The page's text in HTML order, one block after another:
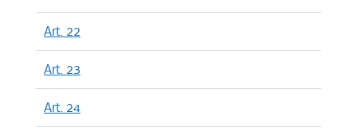
Art. 22
Art. 23
Art. 24